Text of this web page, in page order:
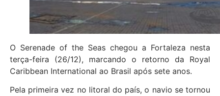
O Serenade of the Seas chegou a Fortaleza nesta
terça-feira (26/12), marcando o retorno da Royal
Caribbean International ao Brasil após sete anos.
Pela primeira vez no litoral do país, o navio se tornou